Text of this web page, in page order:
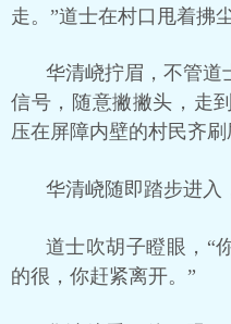
走。”道士在村口甩着拂
华清峣拧眉，不管道
信号，随意撇撇头，走
压在屏障内壁的村民齐刷
华清峣随即踏步进入
道士吹胡子瞪眼，“
的很，你赶紧离开。”